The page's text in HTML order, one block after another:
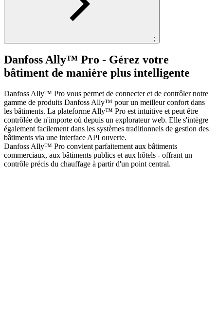
;
Danfoss Ally™ Pro - Gérez votre
bâtiment de manière plus intelligente
Danfoss Ally™ Pro vous permet de connecter et de contrôler notre
gamme de produits Danfoss Ally™ pour un meilleur confort dans
les bâtiments. La plateforme Ally™ Pro est intuitive et peut être
contrôlée de n'importe où depuis un explorateur web. Elle s'intègre
également facilement dans les systèmes traditionnels de gestion des
bâtiments via une interface API ouverte.
Danfoss Ally™ Pro convient parfaitement aux bâtiments
commerciaux, aux bâtiments publics et aux hôtels - offrant un
contrôle précis du chauffage à partir d'un point central.